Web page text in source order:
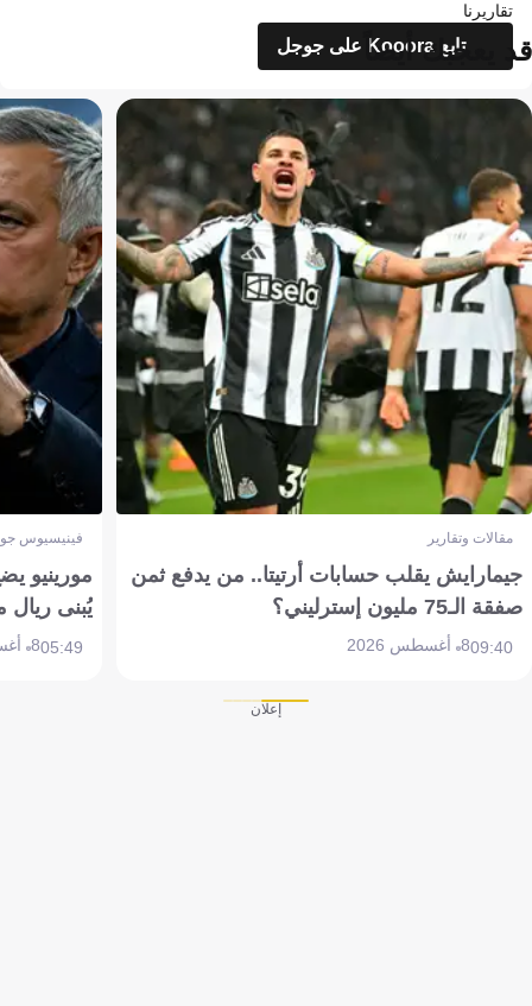
تقاريرنا
تابع Kooora على جوجل
قد يعجبك أيضاً
مقالات وتقارير
جيمارايش يقلب حسابات أرتيتا.. من يدفع ثمن
صفقة الـ75 مليون إسترليني؟
09:408 أغسطس 2026
فينيسيوس
مورينيو
يُبنى ريال
05:498 أغسطس 2026
إعلان